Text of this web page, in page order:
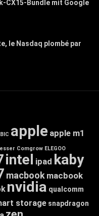
CX15-Bundle mit Google
le Nasdaq plombé par
apple apple m1
Comgrow ELEGOO
intel ipad kaby
macbook macbook
nvidia qualcomm
storage snapdragon